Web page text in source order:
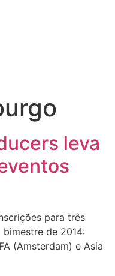
leva
para três
de 2014:
(Amsterdam) e Asia